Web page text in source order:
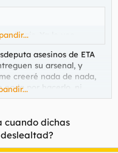
mi pais. Ya lo veo.
asesinos de ETA
su arsenal, y
creeré nada de nada,
nada por hacerlo, ni
son cojones para
grupusculos de
y
cuando dichas